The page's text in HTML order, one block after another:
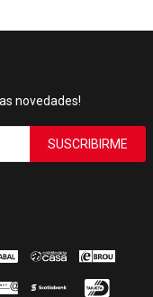
novedades!
SUSCRIBIRME